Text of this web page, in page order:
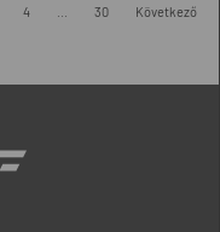
4 30 Következő